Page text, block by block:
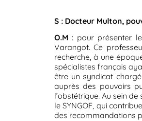
S : Docteur Multon,
O.M : pour présenter
Varangot. Ce
recherche, à une
spécialistes français
être un syndicat
auprès des pouvoirs
l’obstétrique. Au sein
le SYNGOF, qui
des recommandations